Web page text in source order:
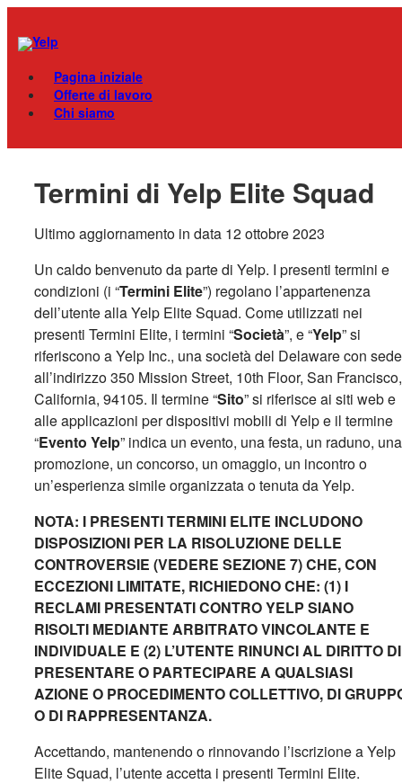
content
Pagina iniziale
Offerte di lavoro
Chi siamo
Termini di Yelp Elite Squad
Ultimo aggiornamento in data 12 ottobre 2023
Un caldo benvenuto da parte di Yelp. I presenti termini e
condizioni (i “Termini Elite”) regolano l’appartenenza
dell’utente alla Yelp Elite Squad. Come utilizzati nei
presenti Termini Elite, i termini “Società”, e “Yelp” si
riferiscono a Yelp Inc., una società del Delaware con sede
all’indirizzo350 Mission Street, 10th Floor, San Francisco,
California, 94105. Il termine “Sito” si riferisce ai siti web e
alle applicazioni per dispositivi mobili di Yelp e il termine
“Evento Yelp” indica un evento, una festa, un raduno, una
promozione, un concorso, un omaggio, un incontro o
un’esperienza simile organizzata o tenuta da Yelp.
NOTA: I PRESENTI TERMINI ELITE INCLUDONO
DISPOSIZIONI PER LA RISOLUZIONE DELLE
CONTROVERSIE (VEDERE SEZIONE 7) CHE, CON
ECCEZIONI LIMITATE, RICHIEDONO CHE: (1) I
RECLAMI PRESENTATI CONTRO YELP SIANO
RISOLTI MEDIANTE ARBITRATO VINCOLANTE E
INDIVIDUALE E (2) L’UTENTE RINUNCI AL DIRITTO DI
PRESENTARE O PARTECIPARE A QUALSIASI
AZIONE O PROCEDIMENTO COLLETTIVO, DI
O DI RAPPRESENTANZA.
Accettando, mantenendo o rinnovando l’iscrizione a Yelp
Elite Squad, l’utente accetta i presenti Termini Elite.